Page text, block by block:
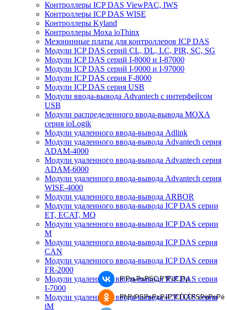
Контроллеры ICP DAS ViewPAC, IWS
Контроллеры ICP DAS WISE
Контроллеры Kyland
Контроллеры Moxa ioThinx
Мезонинные платы для контроллеров ICP DAS
Модули ICP DAS серий CL, DL, LC, PIR, SC, SG
Модули ICP DAS серий I-8000 и I-87000
Модули ICP DAS серий I-9000 и I-97000
Модули ICP DAS серия F-8000
Модули ICP DAS серия USB
Модули ввода-вывода Advantech с интерфейсом
USB
Модули распределенного ввода-вывода MOXA
серия ioLogik
Модули удаленного ввода-вывода Adlink
Модули удаленного ввода-вывода Advantech серия
ADAM-4000
Модули удаленного ввода-вывода Advantech серия
ADAM-6000
Модули удаленного ввода-вывода Advantech серия
WISE-4000
Модули удаленного ввода-вывода ARBOR
Модули удаленного ввода-вывода ICP DAS серии
ET, ECAT, MQ
Модули удаленного ввода-вывода ICP DAS серии
M
Модули удаленного ввода-вывода ICP DAS серия
CAN
Модули удаленного ввода-вывода ICP DAS серия
FR-2000
Модули удаленного ввода-вывода ICP DAS серия
I-7000
Модули удаленного ввода-вывода ICP DAS серия
tM
Р’РљРѕРЅС‚Р°РєС‚Рµ
РћРґРЅРѕРєР»Р°СЃСЃРЅРёРєРё